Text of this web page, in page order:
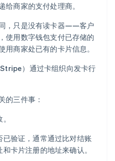
给商家的支付处理商。
，只是没有读卡器——客户
使用数字钱包支付已存储的
用商家处已有的卡片信息。
）通过卡组织向发卡行
的三件事：
已验证，通常通过比对结账
卡片注册的地址来确认。